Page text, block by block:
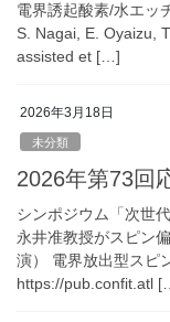
電界誘起酸素/水エッ
S. Nagai, E. Oyaizu,
assisted et […]
2026年3月18日
未分類
2026年第73回
シンポジウム「次世
永井准教授がスピン
演） 電界放出型スピ
https://pub.confit.atl